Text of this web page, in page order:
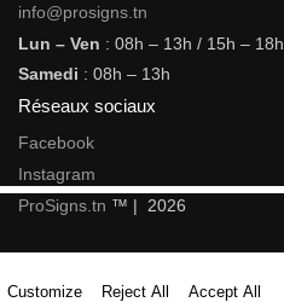
info@prosigns.tn
Lun – Ven : 08h – 13h / 15h – 18h
Samedi : 08h – 13h
Réseaux sociaux
Facebook
Instagram
ProSigns.tn ™ | 2026
Customize Reject All
Accept All